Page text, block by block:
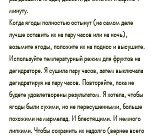
минуту.
Когда ягоды полностью остынут (на самом деле
лучше оставить их на пару часов или на ночь),
возьмите ягоды, положите их на поднос и высушите.
Используйте температурный режим для фруктов на
дегидраторе. Я сушила пару часов, затем выключала
дегидратируя на пару часов. Повторяйте, пока не
будете удовлетворены результатом. Я хотела, чтобы
ягоды были сухими, но не пересушенными, больше
похожими на мармелад. И блестящими. И немного
липкими. Чтобы сохранить их надолго (вернее всего